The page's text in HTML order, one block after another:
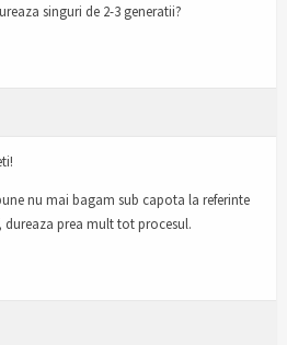
singuri de 2-3 generatii?
nu mai bagam sub capota la referinte
dureaza prea mult tot procesul.